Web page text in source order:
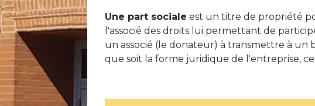
Une part sociale est un titre de propriété
l'associé des droits lui permettant de
un associé (le donateur) à transmettre à un
que soit la forme juridique de l'entreprise,